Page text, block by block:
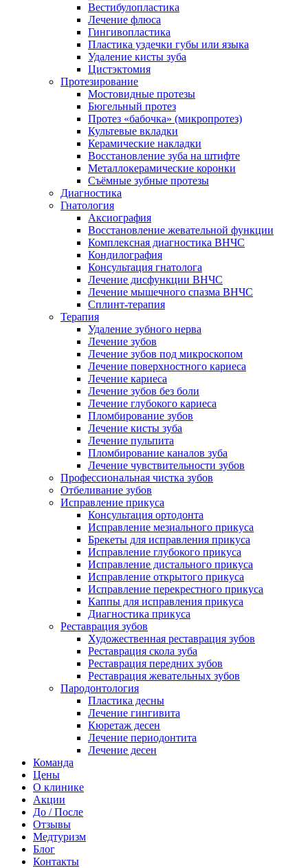
Вестибулопластика
Лечение флюса
Гингивопластика
Пластика уздечки губы или языка
Удаление кисты зуба
Цистэктомия
Протезирование
Мостовидные протезы
Бюгельный протез
Протез «бабочка» (микропротез)
Культевые вкладки
Керамические накладки
Восстановление зуба на штифте
Металлокерамические коронки
Съёмные зубные протезы
Диагностика
Гнатология
Аксиография
Восстановление жевательной функции
Комплексная диагностика ВНЧС
Кондилография
Консультация гнатолога
Лечение дисфункции ВНЧС
Лечение мышечного спазма ВНЧС
Сплинт-терапия
Терапия
Удаление зубного нерва
Лечение зубов
Лечение зубов под микроскопом
Лечение поверхностного кариеса
Лечение кариеса
Лечение зубов без боли
Лечение глубокого кариеса
Пломбирование зубов
Лечение кисты зуба
Лечение пульпита
Пломбирование каналов зуба
Лечение чувствительности зубов
Профессиональная чистка зубов
Отбеливание зубов
Исправление прикуса
Консультация ортодонта
Исправление мезиального прикуса
Брекеты для исправления прикуса
Исправление глубокого прикуса
Исправление дистального прикуса
Исправление открытого прикуса
Исправление перекрестного прикуса
Каппы для исправления прикуса
Диагностика прикуса
Реставрация зубов
Художественная реставрация зубов
Реставрация скола зуба
Реставрация передних зубов
Реставрация жевательных зубов
Пародонтология
Пластика десны
Лечение гингивита
Кюретаж десен
Лечение периодонтита
Лечение десен
Команда
Цены
О клинике
Акции
До / После
Отзывы
Медтуризм
Блог
Контакты